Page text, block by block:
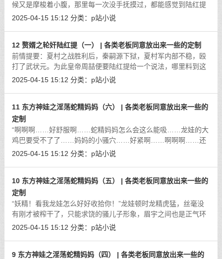
候又是摩梭着小腹，那里每一次没手抚摸过，都能感觉到陆红提
的身子在微微颤抖。周喆也是个中好手，舔着陆红提的脸颊，那
2025-04-15 15:12 分类： p站小说
12 赘婿之轮奸陆红提（一） | 各类老板同意放出来一些的定制
前情提要：夏村之战胜利后，秦嗣源下狱，夏村军内部不稳，殴
打了武状元。为此皇帝周喆便要陆红提给一个说法，哪里料到这
一番面圣，周喆便对陆红提有了想法，却隐忍不发，假意为陆红
2025-04-15 15:12 分类： p站小说
11 东方神娃之淫荡蛇精妈妈（六） | 各类老板同意放出来一些的
定制
“啊啊啊……好舒服啊……蛇精妈妈怎么会这么能吸……龙娃的大
鸡巴要受不了了……妈妈的小骚穴……好紧啊……啊啊啊……还
在吸儿子的马眼……不行……要操坏妈妈……龙娃要把蛇精妈妈
2025-04-15 15:12 分类： p站小说
10 东方神娃之淫荡蛇精妈妈（五） | 各类老板同意放出来一些的
定制
“妖精！看我龙娃怎么好好收拾你！”龙娃顿时龙精虎猛，丝毫没
有刚才被榨干了，只能求饶的骚儿子形象，眉宇之间也是正气环
绕。虽然对于之前发生的事情，有一点意识，但是龙娃也只是认
2025-04-15 15:12 分类： p站小说
9 东方神娃之淫荡蛇精妈妈（四） | 各类老板同意放出来一些的